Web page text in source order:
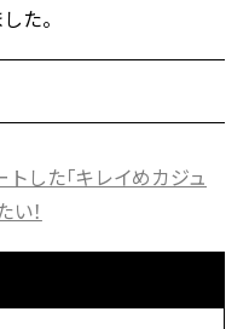
た。
した「キレイめカジュ
！